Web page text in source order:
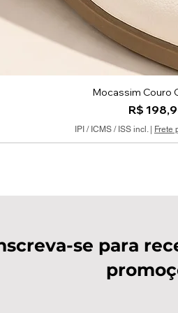
Visualização
Mocassim Couro
Preço
R$
IPI / ICMS / ISS incl.| Frete
se para